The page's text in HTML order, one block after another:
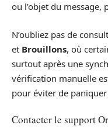
ou l’objet du message,
N’oubliez pas de
et Brouillons, où
surtout après une
vérification manuelle
pour éviter de
Contacter le support